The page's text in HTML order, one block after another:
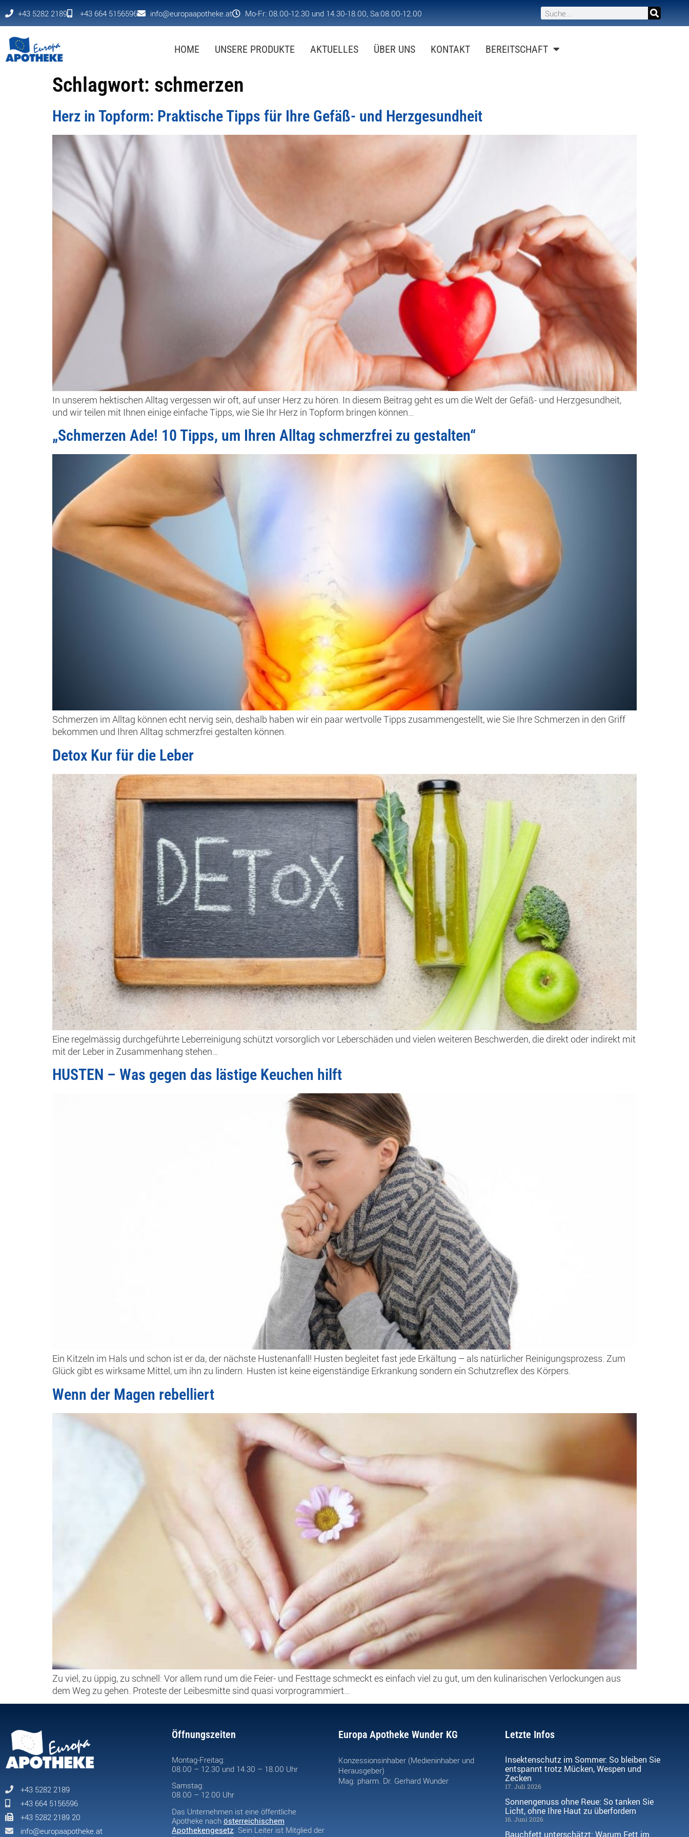
+43 5282 2189 +43 664 5156596 info@europaapotheke.at Mo-Fr: 08.00-12.30 und 14.30-18.00, Sa:08.00-12.00
HOME UNSERE PRODUKTE AKTUELLES ÜBER UNS KONTAKT BEREITSCHAFT
Schlagwort: schmerzen
Herz in Topform: Praktische Tipps für Ihre Gefäß- und Herzgesundheit
In unserem hektischen Alltag vergessen wir oft, auf unser Herz zu hören. In diesem Beitrag geht es um die Welt der Gefäß- und Herzgesundheit,
und wir teilen mit Ihnen einige einfache Tipps, wie Sie Ihr Herz in Topform bringen können…
„Schmerzen Ade! 10 Tipps, um Ihren Alltag schmerzfrei zu gestalten“
Schmerzen im Alltag können echt nervig sein, deshalb haben wir ein paar wertvolle Tipps zusammengestellt, wie Sie Ihre Schmerzen in den Griff
bekommen und Ihren Alltag schmerzfrei gestalten können.
Detox Kur für die Leber
Eine regelmässig durchgeführte Leberreinigung schützt vorsorglich vor Leberschäden und vielen weiteren Beschwerden, die direkt oder indirekt mit
mit der Leber in Zusammenhang stehen…
HUSTEN – Was gegen das lästige Keuchen hilft
Ein Kitzeln im Hals und schon ist er da, der nächste Hustenanfall! Husten begleitet fast jede Erkältung – als natürlicher Reinigungsprozess. Zum
Glück gibt es wirksame Mittel, um ihn zu lindern. Husten ist keine eigenständige Erkrankung sondern ein Schutzreflex des Körpers.
Wenn der Magen rebelliert
Zu viel, zu üppig, zu schnell: Vor allem rund um die Feier- und Festtage schmeckt es einfach viel zu gut, um den kulinarischen Verlockungen aus
dem Weg zu gehen. Proteste der Leibesmitte sind quasi vorprogrammiert…
+43 5282 2189
+43 664 5156596
+43 5282 2189 20
info@europaapotheke.at
Öffnungszeiten
Montag-Freitag:
08.00 – 12.30 und 14.30 – 18.00 Uhr
Samstag:
08.00 – 12.00 Uhr
Das Unternehmen ist eine öffentliche
Apotheke nach österreichischem
Apothekengesetz . Sein Leiter ist Mitglied der
Europa Apotheke Wunder KG
Konzessionsinhaber (Medieninhaber und
Herausgeber)
Mag. pharm. Dr. Gerhard Wunder
Letzte Infos
Insektenschutz im Sommer: So bleiben Sie
entspannt trotz Mücken, Wespen und
Zecken
17. Juli 2026
Sonnengenuss ohne Reue: So tanken Sie
Licht, ohne Ihre Haut zu überfordern
16. Juni 2026
Bauchfett unterschätzt: Warum Fett im